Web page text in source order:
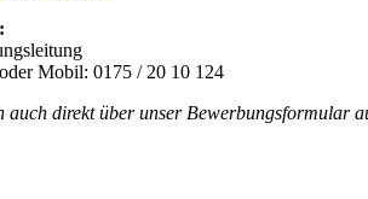
Mobil: 0175 / 20 10 124
auch direkt über unser Bewerbungsformular